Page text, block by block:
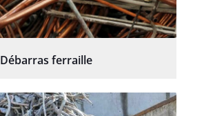
Débarras ferraille